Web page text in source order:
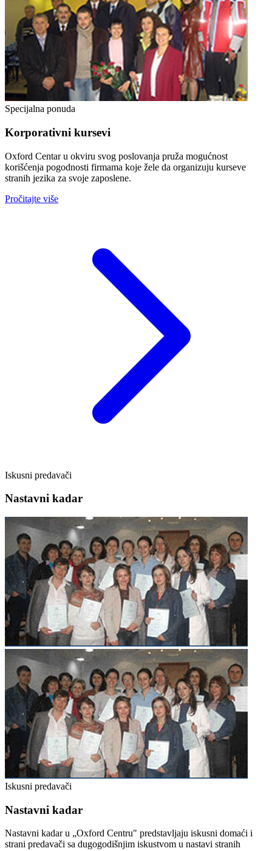
Specijalna ponuda
Korporativni kursevi
Oxford Centar u okviru svog poslovanja pruža mogućnost
korišćenja pogodnosti firmama koje žele da organizuju kurseve
stranih jezika za svoje zaposlene.
Pročitajte više
Iskusni predavači
Nastavni kadar
Iskusni predavači
Nastavni kadar
Nastavni kadar u „Oxford Centru" predstavljaju iskusni domaći i
strani predavači sa dugogodišnjim iskustvom u nastavi stranih